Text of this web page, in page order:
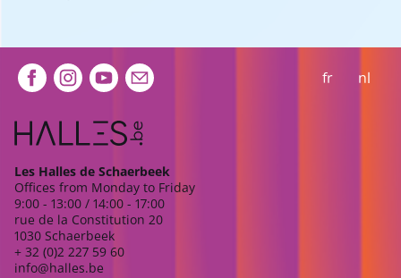
Extra navigation fr nl
Les Halles de Schaerbeek
Offices from Monday to Friday
9:00 - 13:00 / 14:00 - 17:00
rue de la Constitution 20
1030 Schaerbeek
+ 32 (0)2 227 59 60
info@halles.be